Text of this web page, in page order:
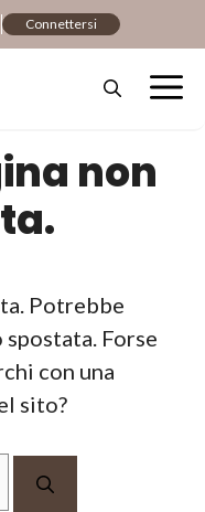
Connettersi
non
Potrebbe
Forse
con una
sito?